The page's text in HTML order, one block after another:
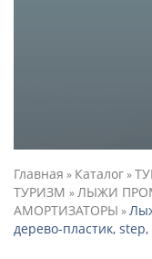
Главная » Каталог»
ТУРИЗМ »ЛЫЖИ
АМОРТИЗАТОРЫ »
дерево-пластик,